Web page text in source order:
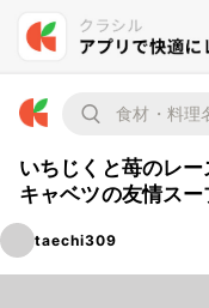
いちじくと苺のレ
キャベツの友情スー
taechi309